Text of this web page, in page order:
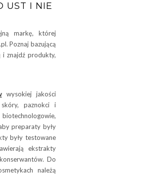
UST I NIE
markę, której
Poznaj bazującą
i znajdź produkty,
wysokiej jakości
paznokci i
preparaty były
były testowane
ekstrakty
Do
należą